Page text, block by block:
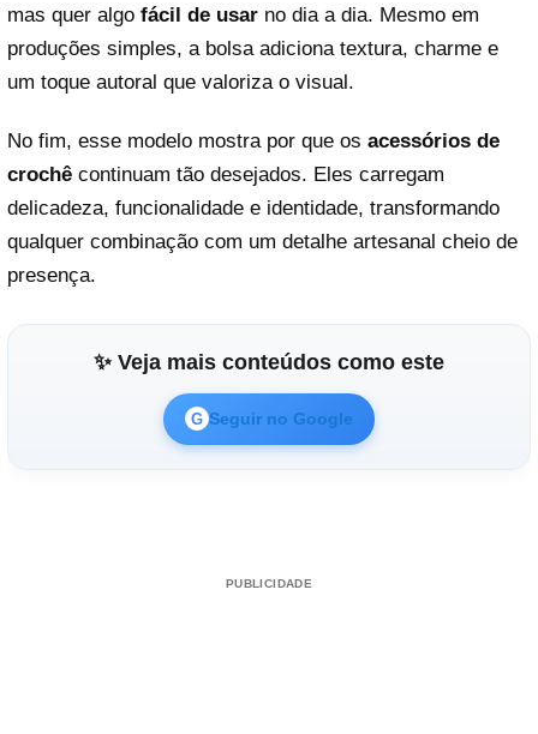
mas quer algo fácil de usar no dia a dia. Mesmo em
produções simples, a bolsa adiciona textura, charme e
um toque autoral que valoriza o visual.
No fim, esse modelo mostra por que os acessórios de
crochê continuam tão desejados. Eles carregam
delicadeza, funcionalidade e identidade, transformando
qualquer combinação com um detalhe artesanal cheio de
presença.
✨ Veja mais conteúdos como este
G Seguir no Google
PUBLICIDADE